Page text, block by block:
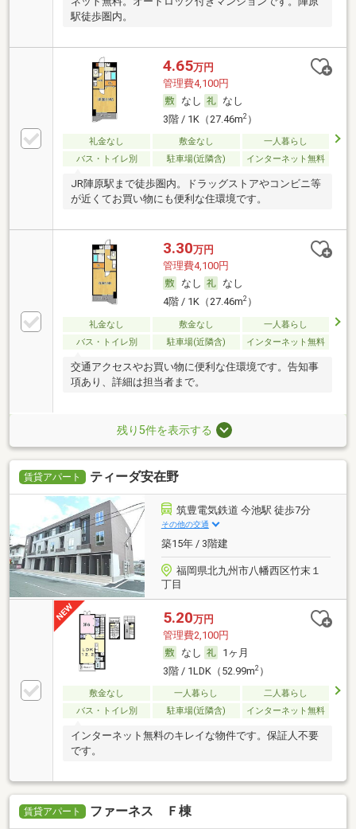
駅徒歩圏内。
4.65万円
管理費4,100円
なし
なし
3階 / 1K（27.46m2）
礼金なし 敷金なし
一人暮らし
バス・トイレ別
駐車場(近隣含) インターネット無料
JR陣原駅まで徒歩圏内。ドラッグストアやコンビニ等
が近くてお買い物にも便利な住環境です。
3.30万円
管理費4,100円
なし
なし
4階 / 1K（27.46m2）
礼金なし 敷金なし
一人暮らし
バス・トイレ別
駐車場(近隣含) インターネット無料
交通アクセスやお買い物に便利な住環境です。告知事
項あり、詳細は担当者まで。
残り5件を表示する
賃貸アパート ティーダ安在野
筑豊電気鉄道 今池駅 徒歩7分
その他の交通
築15年 / 3階建
福岡県北九州市八幡西区竹末１
丁目
5.20万円
管理費2,100円
なし
1ヶ月
3階 / 1LDK（52.99m2）
敷金なし 一人暮らし
二人暮らし
バス・トイレ別
駐車場(近隣含) インターネット無料
インターネット無料のキレイな物件です。保証人不要
です。
賃貸アパート ファーネス Ｆ棟